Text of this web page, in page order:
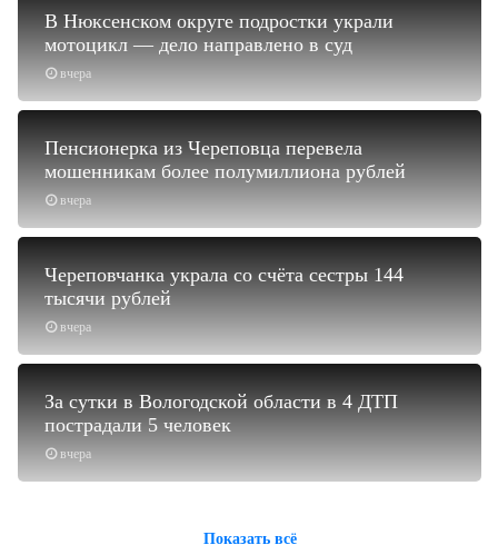
вчера
В Нюксенском округе подростки украли
мотоцикл — дело направлено в суд
вчера
Пенсионерка из Череповца перевела
мошенникам более полумиллиона рублей
вчера
Череповчанка украла со счёта сестры 144
тысячи рублей
вчера
За сутки в Вологодской области в 4 ДТП
пострадали 5 человек
Показать всё